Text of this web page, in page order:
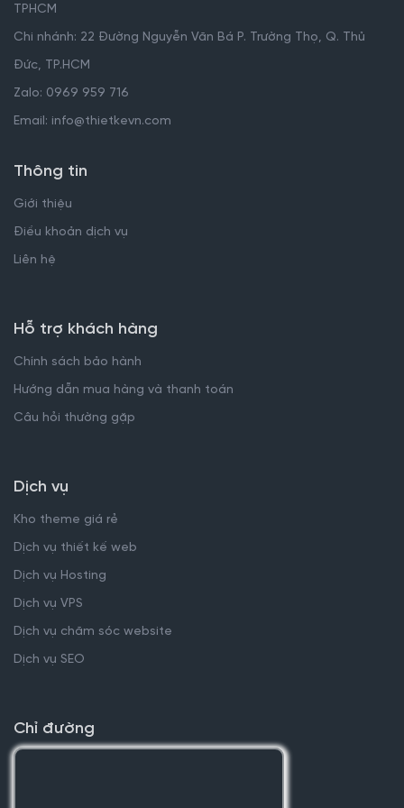
TPHCM
Chi nhánh: 22 Đường Nguyễn Văn Bá P. Trường Thọ, Q. Thủ
Đức, TP.HCM
Zalo: 0969 959 716
Email: info@thietkevn.com
Thông tin
Giới thiệu
Điều khoản dịch vụ
Liên hệ
Hỗ trợ khách hàng
Chính sách bảo hành
Hướng dẫn mua hàng và thanh toán
Câu hỏi thường gặp
Dịch vụ
Kho theme giá rẻ
Dịch vụ thiết kế web
Dịch vụ Hosting
Dịch vụ VPS
Dịch vụ chăm sóc website
Dịch vụ SEO
Chỉ đường